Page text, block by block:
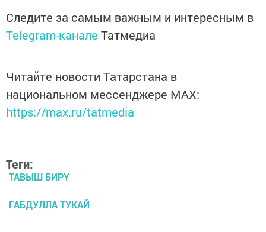
Следите за самым важным и интересным в
Telegram-канале Татмедиа
Читайте новости Татарстана в
национальном мессенджере MАХ:
https://max.ru/tatmedia
Теги:
ТАВЫШ БИРҮ
ГАБДУЛЛА ТУКАЙ